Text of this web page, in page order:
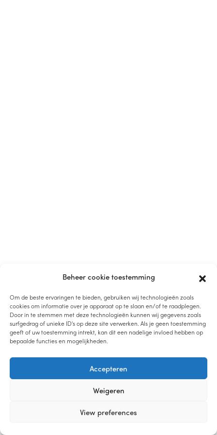
Beheer cookie toestemming
Om de beste ervaringen te bieden, gebruiken wij technologieën zoals
cookies om informatie over je apparaat op te slaan en/of te raadplegen.
Door in te stemmen met deze technologieën kunnen wij gegevens zoals
surfgedrag of unieke ID's op deze site verwerken. Als je geen toestemming
geeft of uw toestemming intrekt, kan dit een nadelige invloed hebben op
bepaalde functies en mogelijkheden.
Accepteren
Weigeren
View preferences